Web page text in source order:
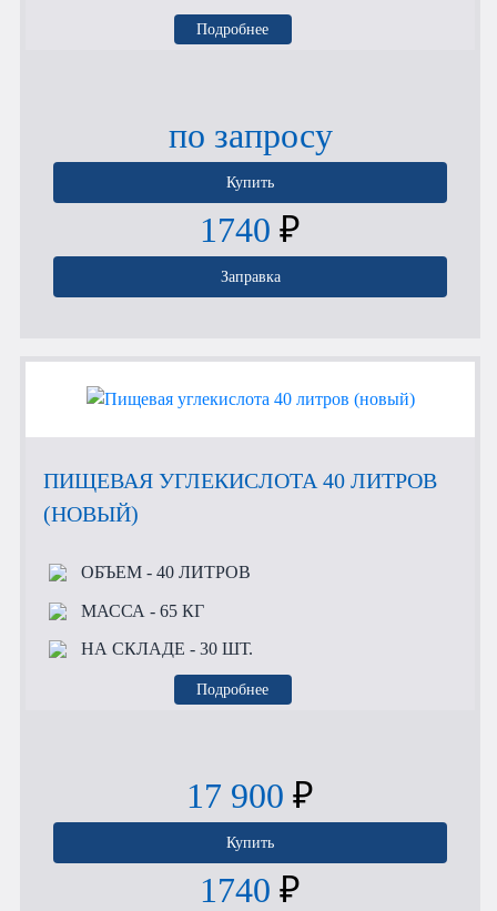
Подробнее
по запросу
Купить
1740 ₽
Заправка
ПИЩЕВАЯ УГЛЕКИСЛОТА 40 ЛИТРОВ
(НОВЫЙ)
ОБЪЕМ- 40 ЛИТРОВ
МАССА - 65 КГ
НА СКЛАДЕ - 30 ШТ.
Подробнее
17 900 ₽
Купить
1740 ₽